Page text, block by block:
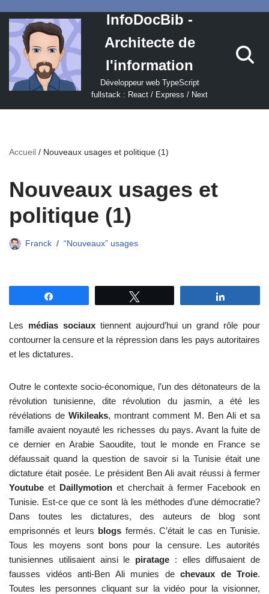
Aller
au
contenu
InfoDocBib -
Architecte de
l'information
Développeur web TypeScript
fullstack : React / Express / Next
Accueil / Nouveaux usages et politique (1)
Nouveaux usages et
politique (1)
Franck “Nouveaux” usages
Les médias sociauxtiennent aujourd’hui un grand rôle pour
contourner la censure et la répression dans les pays autoritaires
et les dictatures.
Outre le contexte socio-économique, l’un des détonateurs de la
révolution tunisienne, dite révolution du jasmin, a été les
révélations deWikileaks, montrant comment M. Ben Ali et sa
famille avaient noyauté les richesses du pays. Avant la fuite de
ce dernier en Arabie Saoudite, tout le monde en France se
défaussait quand la question de savoir si la Tunisie était une
dictature était posée. Le président Ben Ali avait réussi à fermer
Youtube et Daillymotion et cherchait à fermer Facebook en
Tunisie. Est-ce que ce sont là les méthodes d’une démocratie?
Dans toutes les dictatures, des auteurs de blog sont
emprisonnés et leurs blogs fermés. C’était le cas en Tunisie.
Tous les moyens sont bons pour la censure. Les autorités
tunisiennes utilisaient ainsi le piratage : elles diffusaient de
fausses vidéos anti-Ben Ali munies de chevaux de Troie.
Toutes les personnes cliquant sur la vidéo pour la visionner,